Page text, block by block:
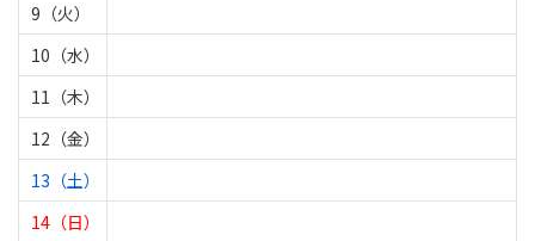
9（火）
10（水）
11（木）
12（金）
13（土）
14（日）